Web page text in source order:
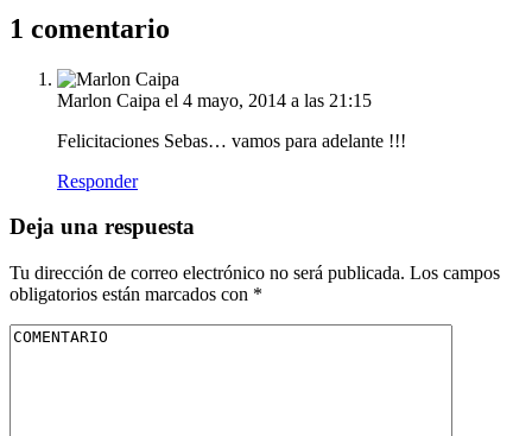
1 comentario
Marlon Caipa el 4 mayo, 2014 a las 21:15
Felicitaciones Sebas… vamos para adelante !!!
Responder
Deja una respuesta
Tu dirección de correo electrónico no será publicada. Los campos
obligatorios están marcados con *